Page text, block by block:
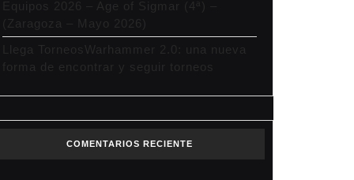
Equipos 2026 – Age of Sigmar (4ª) –
(Zaragoza – Mayo 2026)
Llega TorneosWarhammer 2.0: una nueva
forma de encontrar y seguir torneos
COMENTARIOS RECIENTE